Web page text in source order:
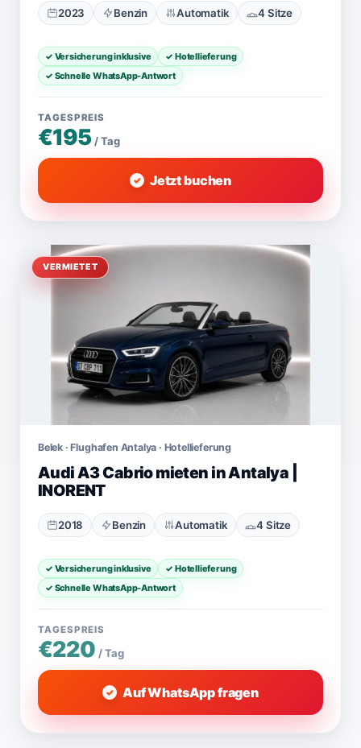
2023 Benzin Automatik 4 Sitze
✓ Versicherung inklusive
✓ Hotellieferung
✓ Schnelle WhatsApp-Antwort
TAGESPREIS
€195 / Tag
Jetzt buchen
VERMIETET
Belek · Flughafen Antalya · Hotellieferung
Audi A3 Cabrio mieten in Antalya |
INORENT
2018 Benzin Automatik 4 Sitze
✓ Versicherung inklusive
✓ Hotellieferung
✓ Schnelle WhatsApp-Antwort
TAGESPREIS
€220 / Tag
Auf WhatsApp fragen